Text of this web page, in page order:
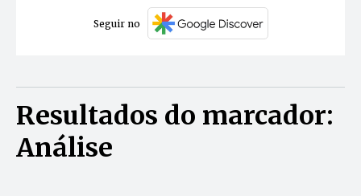
Seguir no
Resultados do marcador:
Análise